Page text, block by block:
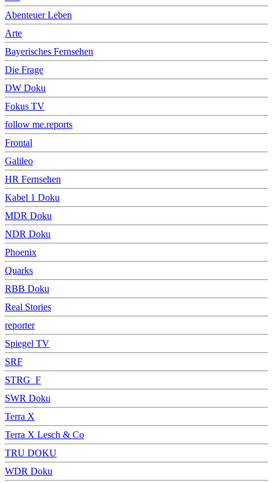
Abenteuer Leben
Arte
Bayerisches Fernsehen
Die Frage
DW Doku
Fokus TV
follow me.reports
Frontal
Galileo
HR Fernsehen
Kabel 1 Doku
MDR Doku
NDR Doku
Phoenix
Quarks
RBB Doku
Real Stories
reporter
Spiegel TV
SRF
STRG_F
SWR Doku
Terra X
Terra X Lesch & Co
TRU DOKU
WDR Doku